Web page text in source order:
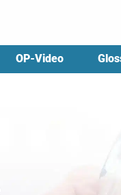
OP-Video